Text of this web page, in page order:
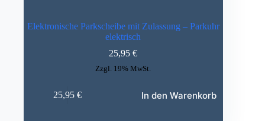
Elektronische Parkscheibe mit Zulassung – Parkuhr
elektrisch
25,95€
Zzgl. 19% MwSt.
25,95€ In den Warenkorb